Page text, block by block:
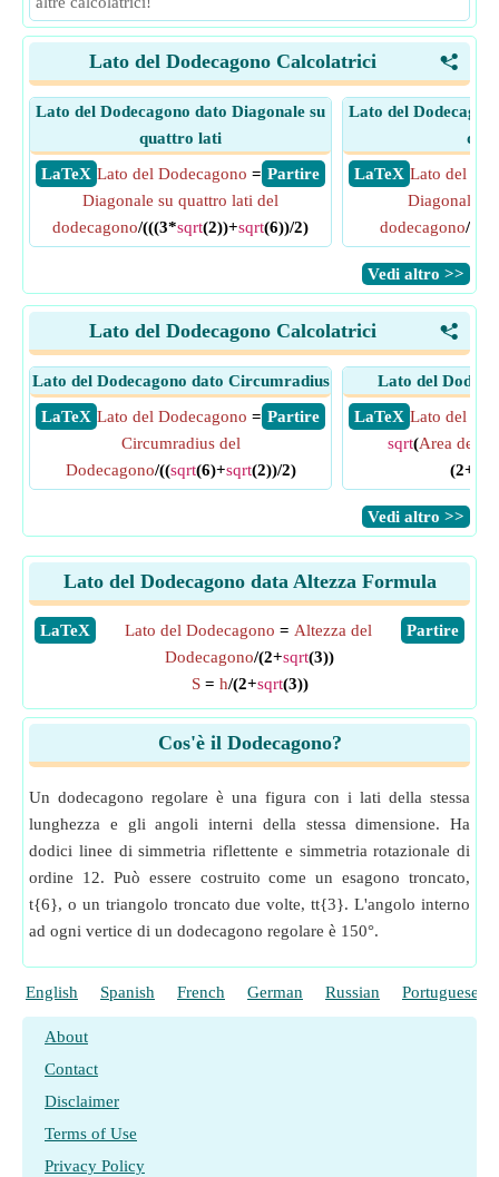
<
Lato del Dodecagono Calcolatrici
Lato del Dodecagono dato Diagonale su
quattro lati
​ LaTeX
​ Partire
Lato del Dodecagono =
Diagonale su quattro lati del
dodecagono/(((3*sqrt(2))+sqrt(6))/2)
Lato del
due
​ LaTeX Lato del
Diagonale
dodecagono/((
​Vedi altro >>
<
Lato del Dodecagono Calcolatrici
Lato del Dodecagono dato Circumradius
​ LaTeX
​ Partire
Lato del Dodecagono =
Circumradius del
Dodecagono/((sqrt(6)+sqrt(2))/2)
Lato del
​ LaTeX Lato del
sqrt(Area del
(2+
​Vedi altro >>
Lato del Dodecagono data Altezza Formula
​LaTeX ​Partire
Lato del Dodecagono = Altezza del
Dodecagono/(2+sqrt(3))
S= h/(2+sqrt(3))
Cos'è il Dodecagono?
Un dodecagono regolare è una figura con i lati della stessa
lunghezza e gli angoli interni della stessa dimensione. Ha
dodici linee di simmetria riflettente e simmetria rotazionale di
ordine 12. Può essere costruito come un esagono troncato,
t{6}, o un triangolo troncato due volte, tt{3}. L'angolo interno
ad ogni vertice di un dodecagono regolare è 150°.
English Spanish French German Russian Portuguese
About
Contact
Disclaimer
Terms of Use
Privacy Policy